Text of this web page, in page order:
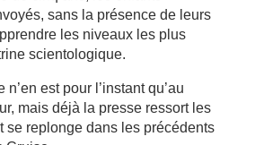
sans la présence de leurs
les niveaux les plus
scientologique.
n’en est pour l’instant qu’au
mais déjà la presse ressort les
se replonge dans les précédents